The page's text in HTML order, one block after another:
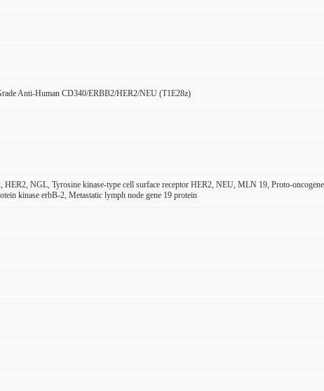
Anti-Human CD340/ERBB2/HER2/NEU (T1E28z)
HER2, NGL, Tyrosine kinase-type cell surface receptor HER2, NEU, MLN 19, Proto-
kinase erbB-2, Metastatic lymph node gene 19 protein